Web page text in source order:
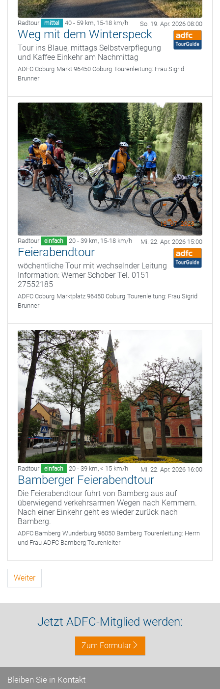
Radtour mittel 40 - 59 km, 15-18 km/h So. 19. Apr. 2026 08:00
Weg mit dem Winterspeck
Tour ins Blaue, mittags Selbstverpflegung
und Kaffee Einkehr am Nachmittag
ADFC Coburg Markt 96450 Coburg Tourenleitung: Frau Sigrid
Brunner
Radtour einfach 20 - 39 km, 15-18 km/h Mi. 22. Apr. 2026 15:00
Feierabendtour
wöchentliche Tour mit wechselnder Leitung
Information: Werner Schober Tel. 0151
27552185
ADFC Coburg Marktplatz 96450 Coburg Tourenleitung: Frau Sigrid
Brunner
Radtour einfach 20 - 39 km, < 15 km/h Mi. 22. Apr. 2026 16:00
Bamberger Feierabendtour
Die Feierabendtour führt von Bamberg aus auf
überwiegend verkehrsarmen Wegen nach Kemmern.
Nach einer Einkehr geht es wieder zurück nach
Bamberg.
ADFC Bamberg Wunderburg 96050 Bamberg Tourenleitung: Herrn
und Frau ADFC Bamberg Tourenleiter
Weiter
Jetzt ADFC-Mitglied werden:
Zum Formular
Bleiben Sie in Kontakt